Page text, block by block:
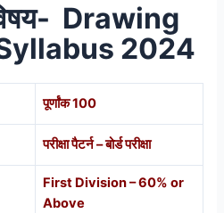
Drawing
Syllabus 2024
पूर्णांक 100
परीक्षा पैटर्न – बोर्ड परीक्षा
First Division– 60% or
Above